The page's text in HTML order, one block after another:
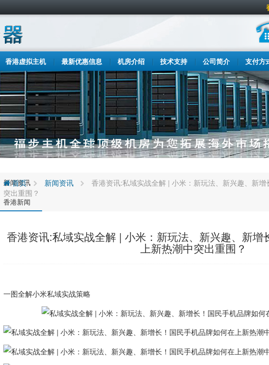
香港虚拟主机 最新优惠信息 机房介绍 技术支持 公司简介 支付方
新闻资讯
香港新闻
首页 新闻资讯
香港资讯:私域实战全解 | 小米：新玩法、新兴趣、新
突出重围？
香港资讯:私域实战全解 | 小米：新玩法、新兴趣、新增
上新热潮中突出重围？
一图全解小米私域实战策略